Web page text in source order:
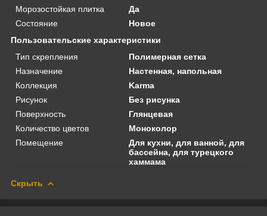
Морозостойкая плитка
Да
Состояние
Новое
Пользовательские характеристики
Тип скрепления
Полимерная сетка
Назначение
Настенная, напольная
Коллекция
Karma
Рисунок
Без рисунка
Поверхность
Глянцевая
Количество цветов
Моноколор
Помещение
Для кухни, для ванной, для
бассейна, для турецкого
хаммама
Скрыть